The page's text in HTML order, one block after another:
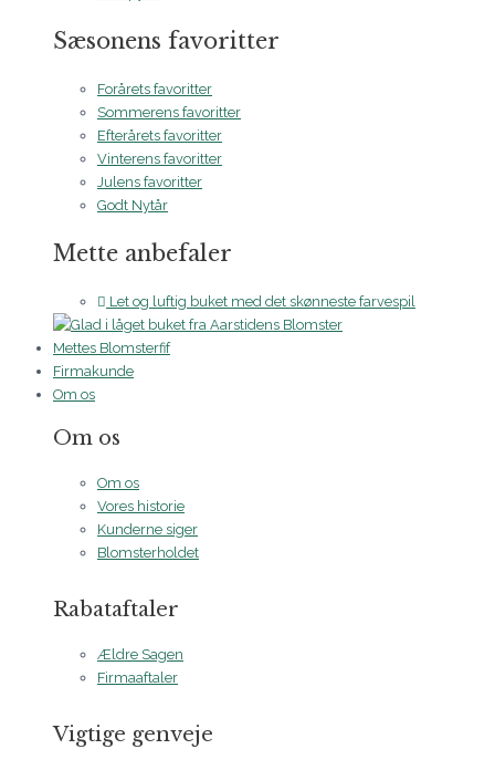
Sæsonens favoritter
Forårets favoritter
Sommerens favoritter
Efterårets favoritter
Vinterens favoritter
Julens favoritter
Godt Nytår
Mette anbefaler
Let og luftig buket med det skønneste farvespil
Mettes Blomsterfif
Firmakunde
Om os
Om os
Om os
Vores historie
Kunderne siger
Blomsterholdet
Rabataftaler
Ældre Sagen
Firmaaftaler
Vigtige genveje